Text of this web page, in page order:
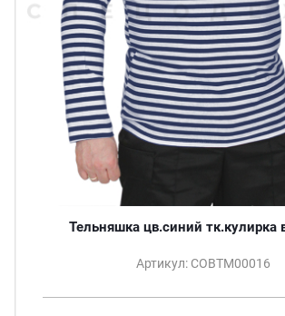
Тельняшка цв.синий тк.кулирка
Артикул: СОВТМ00016